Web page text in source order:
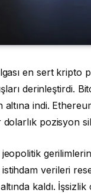
en sert
derinleştirdi.
indi.
pozisyon
gerilimlerin
verileri
kaldı.